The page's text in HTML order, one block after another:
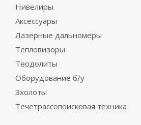
Нивелиры
Аксессуары
Лазерные дальномеры
Тепловизоры
Теодолиты
Оборудование б/у
Эхолоты
Течетрассопоисковая техника